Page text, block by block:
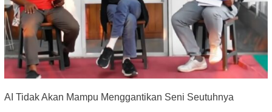
AI Tidak Akan Mampu Menggantikan Seni Seutuhnya